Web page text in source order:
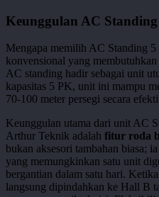
Keunggulan AC
Mengapa memilih AC Standing
konvensional yang
AC standing hadir sebagai unit
kapasitas 5 PK, unit ini mampu
70-100 meter persegi secara
Keunggulan utama dari unit AC
Arthur Teknik adalah fitur roda
bukan aksesori tambahan biasa;
yang memungkinkan satu unit
bergantian dalam satu hari.
langsung dipindahkan ke Hall B